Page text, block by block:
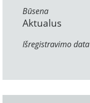
Būsena
Aktualus
Išregistravimo data